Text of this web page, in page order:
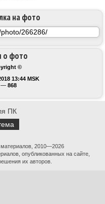
о фото
©
13:44 MSK
— 868
на фото
ПК
2010—2026
опубликованных на сайте,
их авторов.